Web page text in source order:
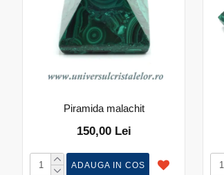
Piramida malachit
150,00 Lei
ADAUGA IN COS